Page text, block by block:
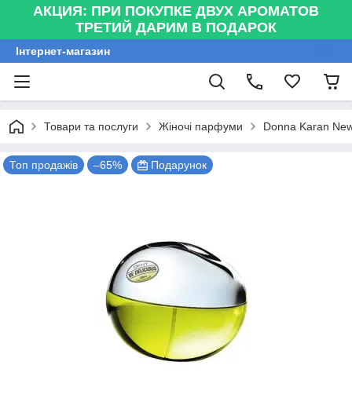
АКЦИЯ: ПРИ ПОКУПКЕ ДВУХ АРОМАТОВ
ТРЕТИЙ ДАРИМ В ПОДАРОК
Інтернет-магазин
Товари та послуги Жіночі парфуми Donna Karan
Топ продажів –65% Подарунок